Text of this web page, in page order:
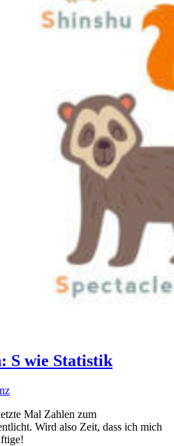
S wie Statistik
Mal Zahlen zum
Wird also Zeit, dass ich mich